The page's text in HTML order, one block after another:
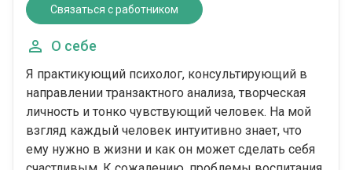
Связаться с работником
О себе
Я практикующий психолог, консультирующий в
направлении транзактного анализа, творческая
личность и тонко чувствующий человек. На мой
взгляд каждый человек интуитивно знает, что
ему нужно в жизни и как он может сделать себя